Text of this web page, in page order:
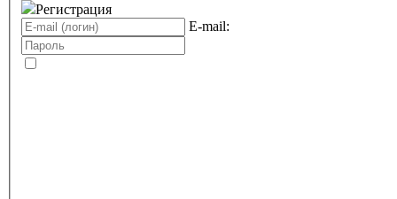
Регистрация
E-mail: